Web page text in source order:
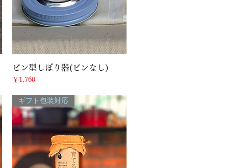
クイックビュー
ビン型しぼり器(ビンなし)
価格
￥1,760
ギフト包装対応